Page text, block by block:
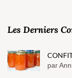
Les Derniers
par